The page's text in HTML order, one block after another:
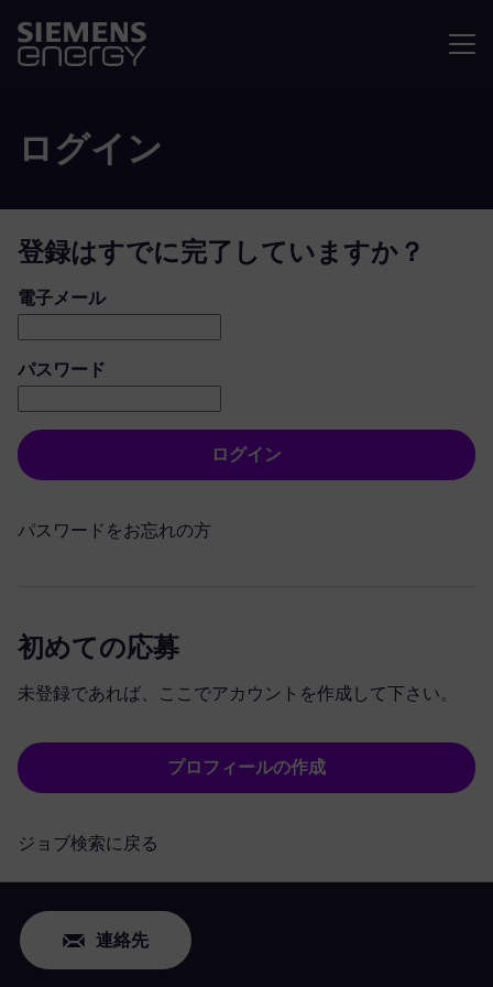
ログイン
登録はすでに完了していますか？
ログイン：ユーザーとパスワード
電子メール
パスワード
ログイン
パスワードをお忘れの方
初めての応募
未登録であれば、ここでアカウントを作成して下さい。
プロフィールの作成
ジョブ検索に戻る
連絡先